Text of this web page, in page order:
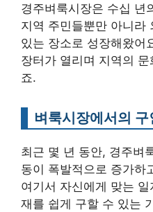
경주벼룩시장은 수십 년
지역 주민들뿐만 아니라
있는 장소로 성장해왔어
장터가 열리며 지역의
죠.
벼룩시장에서의
최근 몇 년 동안, 경주벼
동이 폭발적으로 증가하
여기서 자신에게 맞는
재를 쉽게 구할 수 있는